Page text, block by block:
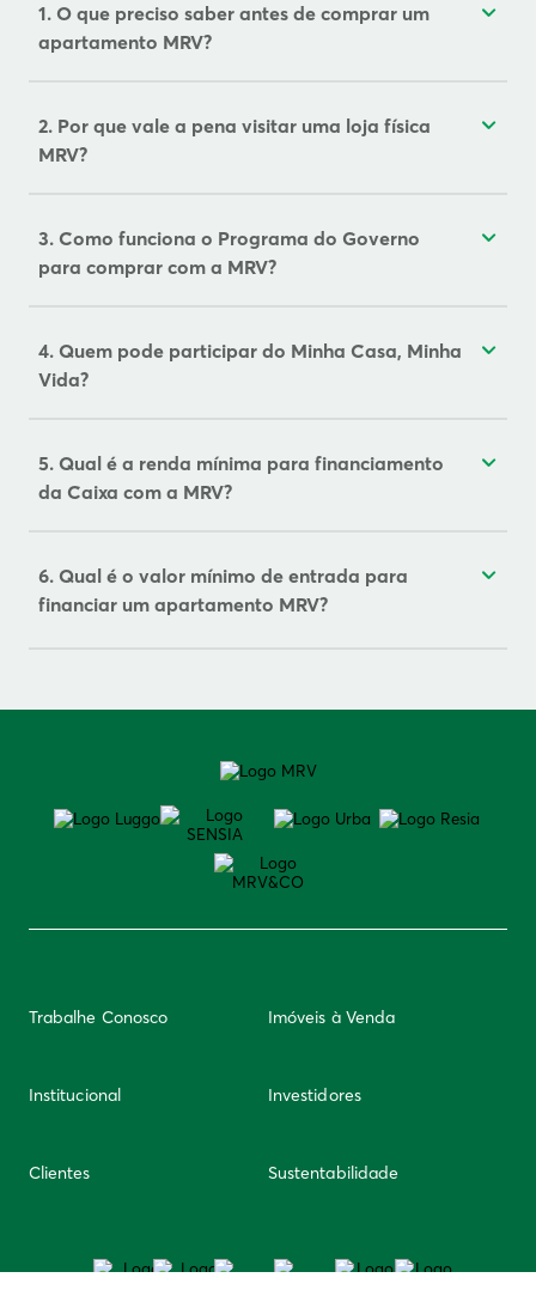
1. O que preciso saber antes de comprar um
apartamento MRV?
2. Por que vale a pena visitar uma loja física
MRV?
3. Como funciona o Programa do Governo
para comprar com a MRV?
4. Quem pode participar do Minha Casa, Minha
Vida?
5. Qual é a renda mínima para financiamento
da Caixa com a MRV?
6. Qual é o valor mínimo de entrada para
financiar um apartamento MRV?
Trabalhe Conosco Imóveis à Venda
Institucional Investidores
Clientes Sustentabilidade